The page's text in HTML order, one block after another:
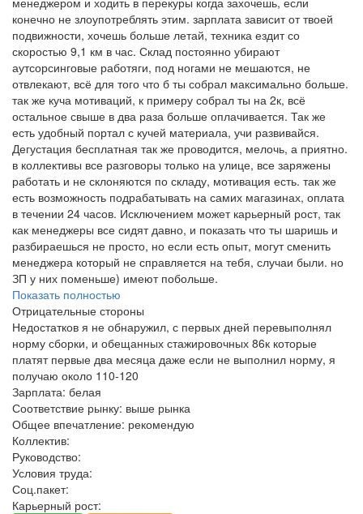
конечно не злоупотреблять этим. зарплата зависит от твоей
подвижности, хочешь больше летай, техника ездит со
скоростью 9,1 км в час. Склад постоянно убирают
аутсорсинговые работяги, под ногами не мешаются, не
отвлекают, всё для того что б ты собрал максимально больше.
так же куча мотиваций, к примеру собрал ты на 2к, всё
остальное свыше в два раза больше оплачивается. Так же
есть удобный портал с кучей материала, учи развивайся.
Дегустация бесплатная так же проводится, мелочь, а приятно.
в коллективы все разговоры только на улице, все заряжены
работать и не склоняются по складу, мотивация есть. так же
есть возможность подрабатывать на самих магазинах, оплата
в течении 24 часов. Исключением может карьерный рост, так
как менеджеры все сидят давно, и показать что ты шаришь и
разбираешься не просто, но если есть опыт, могут сменить
менеджера который не справляется на тебя, случаи были. но
ЗП у них поменьше) имеют побольше.
Показать полностью
Отрицательные стороны
Недостатков я не обнаружил, с первых дней перевыполнял
норму сборки, и обещанных стажировочных 86к которые
платят первые два месяца даже если не выполнил норму, я
получаю около 110-120
Зарплата: белая
Соответствие рынку: выше рынка
Общее впечатление: рекомендую
Коллектив:
Руководство:
Условия труда:
Соц.пакет:
Карьерный рост: